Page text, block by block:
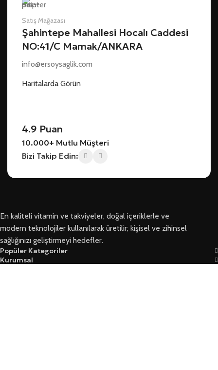
Satış Mağazası
Şahintepe Mahallesi Hocalı Caddesi
NO:41/C Mamak/ANKARA
info@ersoysaglik.com
Haritalarda Görün
4.9 Puan
10.000+ Mutlu Müşteri
Bizi Takip Edin:
En kaliteli vitamin ve takviyeler, doğal içeriklerle ve
modern teknolojiler kullanılarak üretilir; kişisel ve zihinsel
sağlığınızı geliştirmeyi hedefler.
Popüler Kategoriler
Kurumsal